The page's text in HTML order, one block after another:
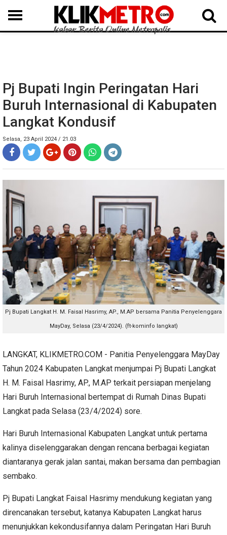
MEDAN LANGKAT DAIRI SAMOSIR TAPUT BATUBARA DELISERDANG
Pj Bupati Ingin Peringatan Hari
Buruh Internasional di Kabupaten
Langkat Kondusif
Selasa, 23 April 2024 / 21.03
Pj Bupati Langkat H. M. Faisal Hasrimy, AP., M.AP bersama Panitia Penyelenggara
MayDay, Selasa (23/4/2024). (ft-kominfo langkat)
LANGKAT, KLIKMETRO.COM - Panitia Penyelenggara MayDay
Tahun 2024 Kabupaten Langkat menjumpai Pj Bupati Langkat
H. M. Faisal Hasrimy, AP., M.AP terkait persiapan menjelang
Hari Buruh Internasional bertempat di Rumah Dinas Bupati
Langkat pada Selasa (23/4/2024) sore.
Hari Buruh Internasional Kabupaten Langkat untuk pertama
kalinya diselenggarakan dengan rencana berbagai kegiatan
diantaranya gerak jalan santai, makan bersama dan pembagian
sembako.
Pj Bupati Langkat Faisal Hasrimy mendukung kegiatan yang
direncanakan tersebut, katanya Kabupaten Langkat harus
menunjukkan kekondusifannya dalam Peringatan Hari Buruh